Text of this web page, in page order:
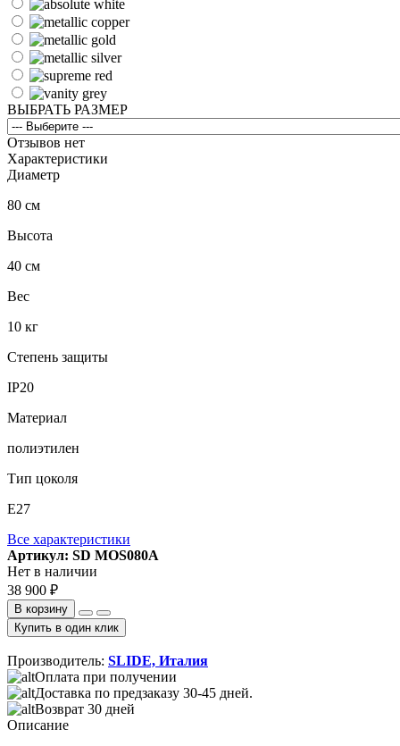
ВЫБРАТЬ РАЗМЕР
Отзывов нет
Характеристики
Диаметр
80 см
Высота
40 см
Вес
10 кг
Степень защиты
IP20
Материал
полиэтилен
Тип цоколя
E27
Все характеристики
Артикул: SD MOS080A
Нет в наличии
38 900 ₽
В корзину
Купить в один клик
Производитель: SLIDE, Италия
Оплата при получении
Доставка по предзаказу 30-45 дней.
Возврат 30 дней
Описание